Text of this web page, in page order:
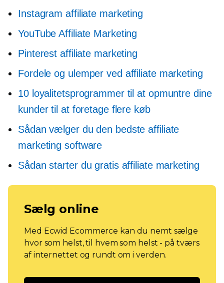
Instagram affiliate marketing
YouTube Affiliate Marketing
Pinterest affiliate marketing
Fordele og ulemper ved affiliate marketing
10 loyalitetsprogrammer til at opmuntre dine
kunder til at foretage flere køb
Sådan vælger du den bedste affiliate
marketing software
Sådan starter du gratis affiliate marketing
Sælg online
Med Ecwid Ecommerce kan du nemt sælge
hvor som helst, til hvem som helst - på tværs
af internettet og rundt om i verden.